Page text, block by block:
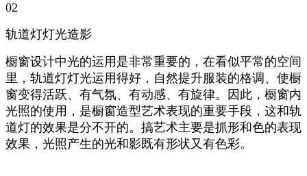
02
轨道灯灯光造影
橱窗设计中光的运用是非常重要的，在看似平常的空间
里， 轨道灯灯光运用得好，自然提升服装的格调、使橱
窗变得活跃、有气氛、有动感、有旋律。因此，橱窗内
光照的使用，是橱窗造型艺术表现的重要手段，这和轨
道灯的效果是分不开的。搞艺术主要是抓形和色的表现
效果，光照产生的光和影既有形状又有色彩。